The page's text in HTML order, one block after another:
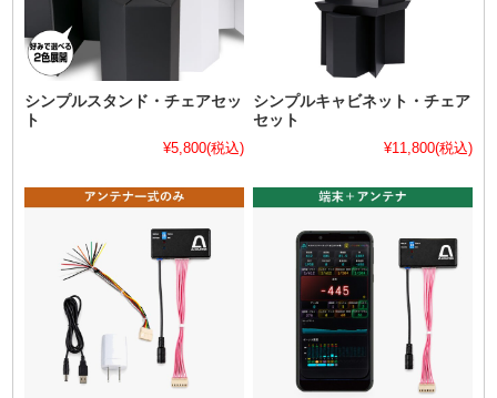
シンプルスタンド・チェアセッ
ト
¥5,800(税込)
シンプルキャビネット・チェア
セット
¥11,800(税込)